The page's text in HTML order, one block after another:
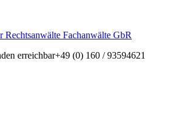
erreichbar+49 (0) 160 / 93594621